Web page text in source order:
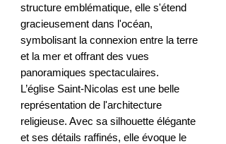
structure emblématique, elle s'étend
gracieusement dans l'océan,
symbolisant la connexion entre la terre
et la mer et offrant des vues
panoramiques spectaculaires.
L’église Saint-Nicolas est une belle
représentation de l'architecture
religieuse. Avec sa silhouette élégante
et ses détails raffinés, elle évoque le